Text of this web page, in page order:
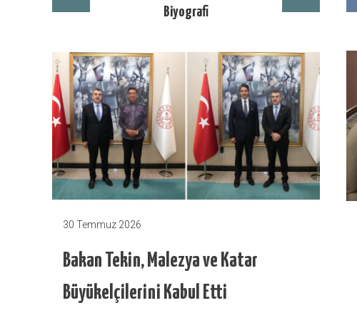
Biyografi
30 Temmuz 2026
Bakan Tekin, Malezya ve Katar
Büyükelçilerini Kabul Etti